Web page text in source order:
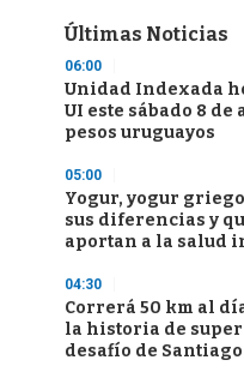
Últimas Noticias
06:00
Unidad Indexada
UI este sábado 8 de
pesos uruguayos
05:00
Yogur, yogur
sus diferencias y
aportan a la salud
04:30
Correrá 50 km al
la historia de
desafío de